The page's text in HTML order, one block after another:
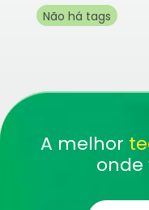
Não há tags
A melhor
onde